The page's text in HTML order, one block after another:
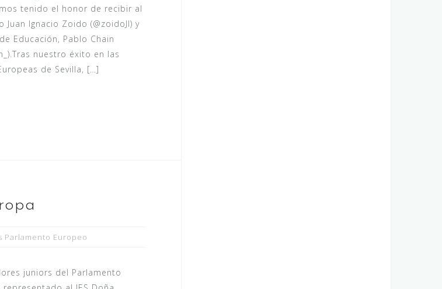
tenido el honor de recibir al
Juan Ignacio Zoido (@zoidoJI) y
Educación, Pablo Chain
nuestro éxito en las
de Sevilla, […]
Parlamento Europeo
juniors del Parlamento